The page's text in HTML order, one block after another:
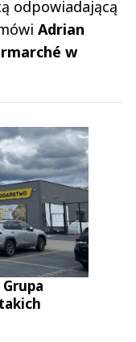
odpowiadającą
Adrian
w